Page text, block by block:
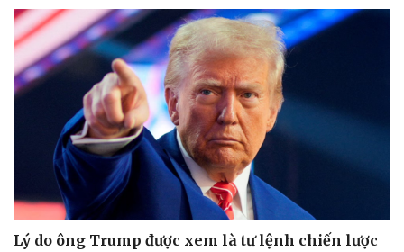
Lý do ông Trump được xem là tư lệnh chiến lược